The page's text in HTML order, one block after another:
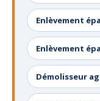
Enlèvement
Enlèvement
Démolisseur